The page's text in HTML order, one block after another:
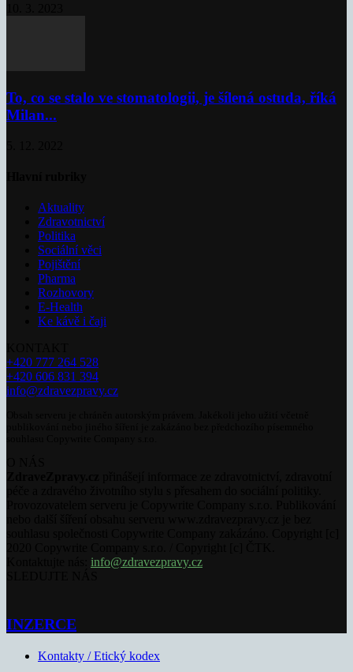
To, co se stalo ve stomatologii, je šílená ostuda, říká
Milan...
Aktuality
Zdravotnictví
Politika
Sociální věci
Pojištění
Pharma
Rozhovory
E-Health
Ke kávě i čaji
+420 777 264 528
+420 606 831 394
info@zdravezpravy.cz
info@zdravezpravy.cz
INZERCE
Kontakty / Etický kodex